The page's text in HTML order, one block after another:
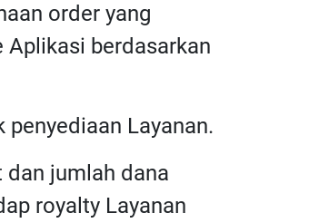
order yang
berdasarkan
penyediaan Layanan.
dan jumlah dana
royalty Layanan